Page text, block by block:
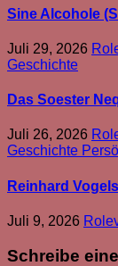
Sine Alcohole
Juli 29, 2026
Geschichte
Das Soester
Juli 26, 2026
Geschichte
Reinhard
Juli 9, 2026
Schreibe